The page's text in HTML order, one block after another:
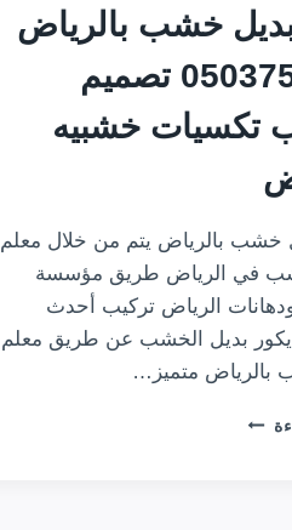
خشب بالرياض
0503751918 تصميم
تكسيات خشبيه
خشب بالرياض يتم من خلال معلم
في الرياض طريق مؤسسة
الرياض تركيب أحدث
بديل الخشب عن طريق معلم
بالرياض متميز…
معلم